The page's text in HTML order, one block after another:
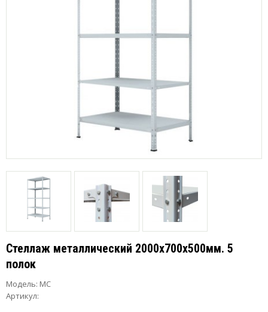
Стеллаж металлический 2000x700x500мм. 5
полок
Модель: МС
Артикул: